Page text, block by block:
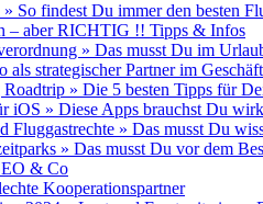
So findest Du immer den besten
– aber RICHTIG !! Tipps & Infos
» Das musst Du im
als strategischer Partner im
Roadtrip » Die 5 besten Tipps für
iOS » Diese Apps brauchst Du
Fluggastrechte » Das musst Du
» Das musst Du vor dem
& Co
Kooperationspartner